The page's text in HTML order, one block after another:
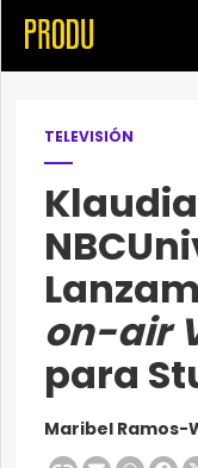
TELEVISIÓN
on-air
para
Maribel Ramos-